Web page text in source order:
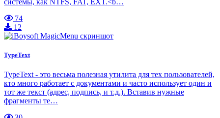
системы, как NTFS, FAT, EXT.<b…
74
12
TypeText
TypeText - это весьма полезная утилита для тех пользователей,
кто много работает с документами и часто использует один и
тот же текст (адрес, подпись, и т.д.). Вставив нужные
фрагменты те…